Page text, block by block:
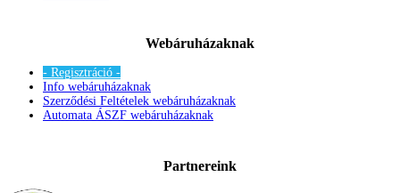
Webáruházaknak
- Regisztráció -
Info webáruházaknak
Szerződési Feltételek webáruházaknak
Automata ÁSZF webáruházaknak
Partnereink